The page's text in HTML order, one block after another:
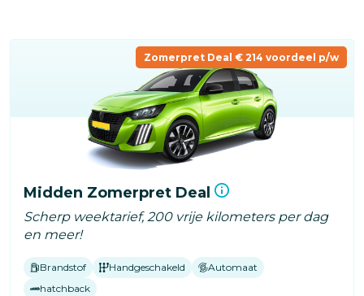
Zomerpret Deal € 214 voordeel p/w
Midden Zomerpret Deal
Scherp weektarief, 200 vrije kilometers per dag
en meer!
Brandstof Handgeschakeld
Automaat
hatchback